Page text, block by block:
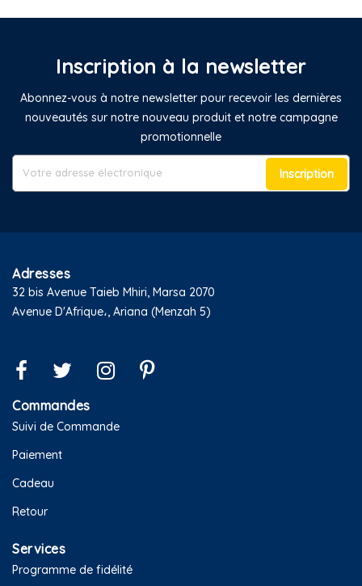
Inscription à la newsletter
Abonnez-vous à notre newsletter pour recevoir les dernières
nouveautés sur notre nouveau produit et notre campagne
promotionnelle
Inscription
Adresses
32 bis Avenue Taieb Mhiri, Marsa 2070
Avenue D'Afrique،, Ariana (Menzah 5)
Commandes
Suivi de Commande
Paiement
Cadeau
Retour
Services
Programme de fidélité